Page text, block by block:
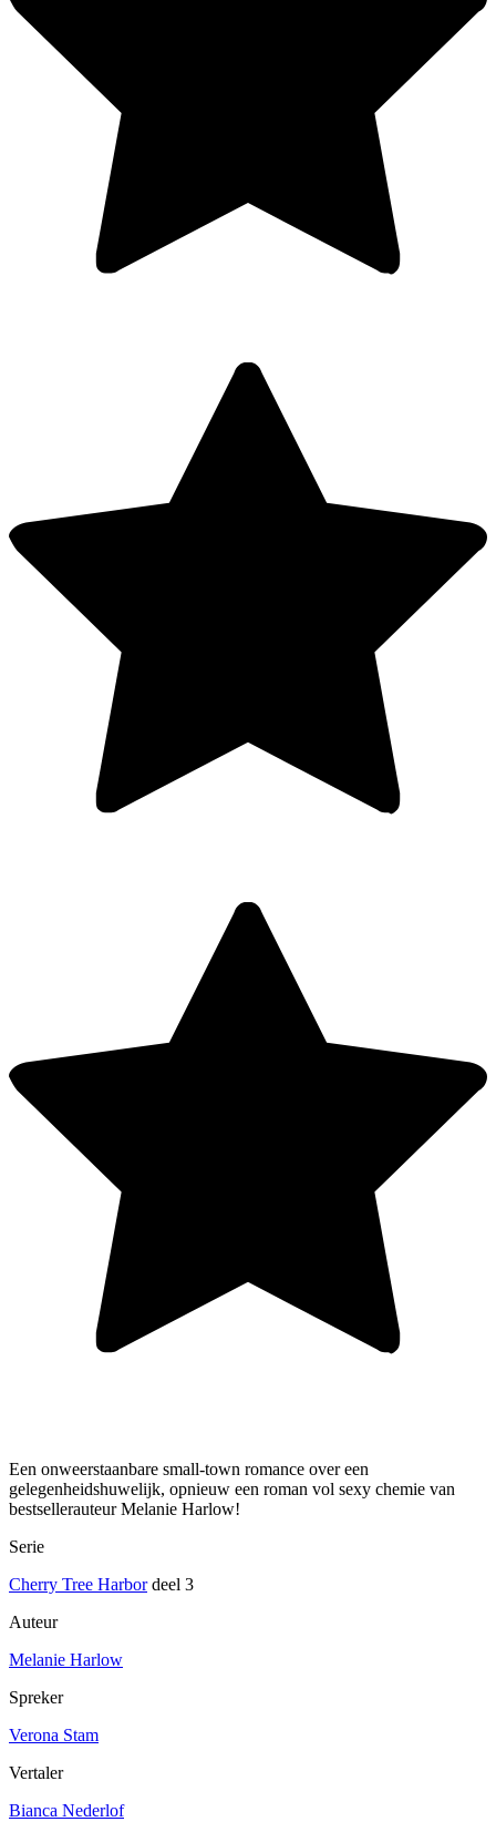
Een onweerstaanbare small-town romance over een
gelegenheidshuwelijk, opnieuw een roman vol sexy chemie van
bestsellerauteur Melanie Harlow!
Serie
Cherry Tree Harbordeel 3
Auteur
Melanie Harlow
Spreker
Verona Stam
Vertaler
Bianca Nederlof